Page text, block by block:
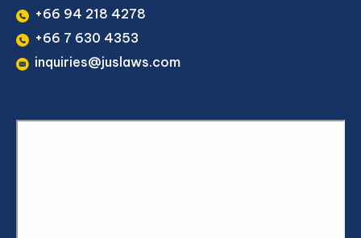
+66 94 218 4278
+66 7 630 4353
inquiries@juslaws.com